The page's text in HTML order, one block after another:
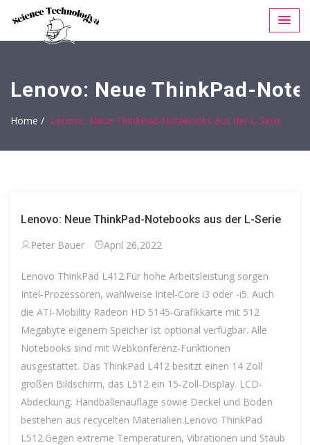
Lenovo: Neue ThinkPad-
Home / Lenovo: Neue ThinkPad-Notebooks aus der L-Serie
Lenovo: Neue ThinkPad-Notebooks aus der L-Serie
Peter Bauer
April 26,2022
Lenovo ThinkPad L412.Für hohe Arbeitsleistung sorgen
Intel-Prozessoren, wahlweise Intel-Core i3 oder -i5. Auch
die ATI-Mobility Radeon HD 5145-Grafikkarte mit 512
Megabyte eigenem Speicher ist optional verfügbar. Alle
Notebooks sind mit Webkonferenz-Funktionen
ausgestattet. Das ThinkPad L412 besitzt einen 14 Zoll
großen Bildschirm, das L512 ein 15-Zoll-Display. LCD-
Abdeckung, Handballenauflage sowie Deckel und Boden
bestehen aus recycelten Materialien.Lenovo ThinkPad
L512.Gegen extreme Temperaturen, Vibrationen und Staub